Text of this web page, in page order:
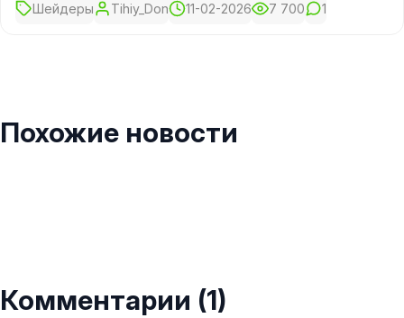
Шейдеры Tihiy_Don 11-02-2026 7 700 1
Похожие новости
Комментарии (1)